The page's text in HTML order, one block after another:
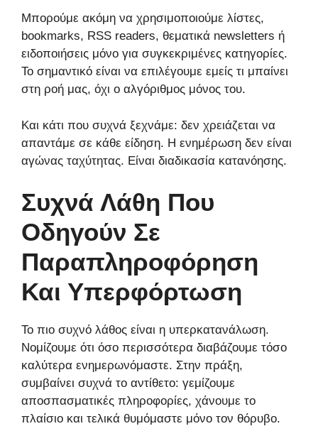
Μπορούμε ακόμη να χρησιμοποιούμε λίστες,
bookmarks, RSS readers, θεματικά newsletters ή
ειδοποιήσεις μόνο για συγκεκριμένες κατηγορίες.
Το σημαντικό είναι να επιλέγουμε εμείς τι μπαίνει
στη ροή μας, όχι ο αλγόριθμος μόνος του.
Και κάτι που συχνά ξεχνάμε: δεν χρειάζεται να
απαντάμε σε κάθε είδηση. Η ενημέρωση δεν είναι
αγώνας ταχύτητας. Είναι διαδικασία κατανόησης.
Συχνά Λάθη Που
Οδηγούν Σε
Παραπληροφόρηση
Και Υπερφόρτωση
Το πιο συχνό λάθος είναι η υπερκατανάλωση.
Νομίζουμε ότι όσο περισσότερα διαβάζουμε τόσο
καλύτερα ενημερωνόμαστε. Στην πράξη,
συμβαίνει συχνά το αντίθετο: γεμίζουμε
αποσπασματικές πληροφορίες, χάνουμε το
πλαίσιο και τελικά θυμόμαστε μόνο τον θόρυβο.